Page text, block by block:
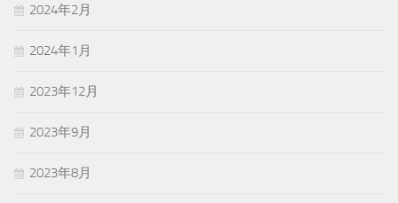
2024年2月
2024年1月
2023年12月
2023年9月
2023年8月